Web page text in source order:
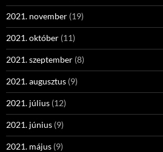
2021. november (19)
2021. október (11)
2021. szeptember (8)
2021. augusztus (9)
2021. július (12)
2021. június (9)
2021. május (9)